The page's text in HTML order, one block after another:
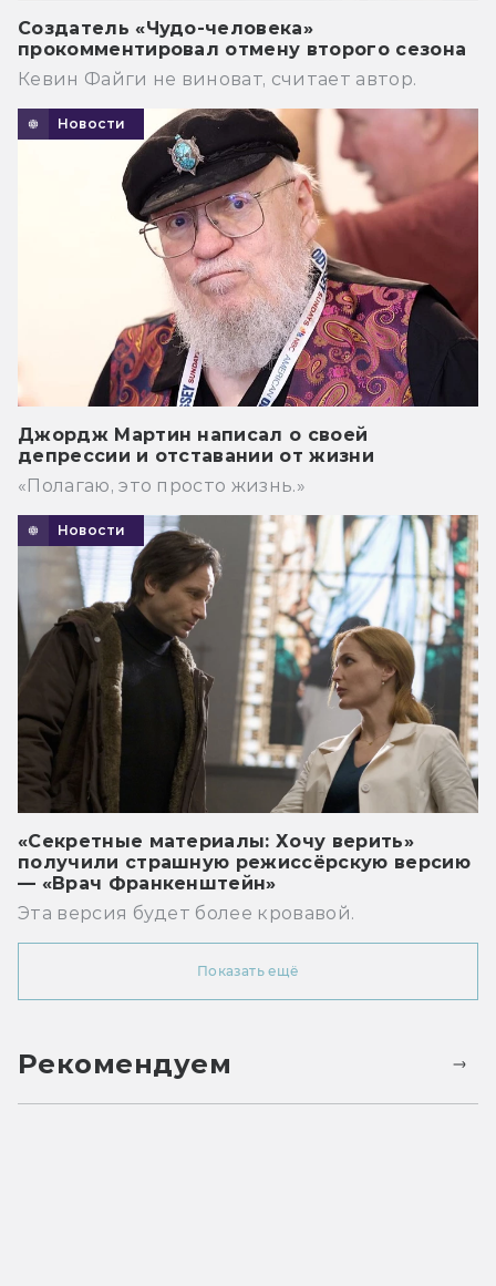
Создатель «Чудо-человека»
прокомментировал отмену второго сезона
Кевин Файги не виноват, считает автор.
Новости
Джордж Мартин написал о своей
депрессии и отставании от жизни
«Полагаю, это просто жизнь.»
Новости
«Секретные материалы: Хочу верить»
получили страшную режиссёрскую версию
— «Врач Франкенштейн»
Эта версия будет более кровавой.
Показать ещё
Рекомендуем